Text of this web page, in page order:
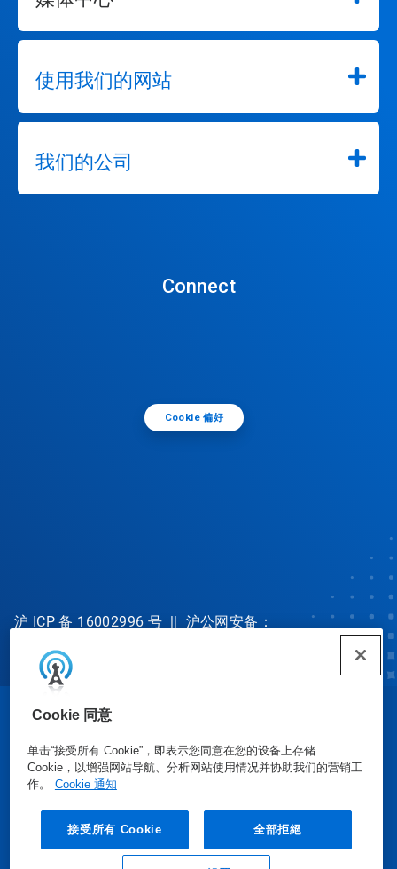
Cookie 同意
单击“接受所有 Cookie”，即表示您同意在您的设备上存储
Cookie，以增强网站导航、分析网站使用情况并协助我们的营销工
作。
Cookie 通知
接受所有 Cookie 全部拒絕
使用我们的网站
我们的公司
Connect
Cookie 偏好
沪 ICP 备 16002996 号 || 沪公网安备：
31010702002902 号
安全数据表 | 隐私政策|使用条款